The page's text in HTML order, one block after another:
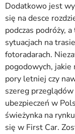
Dodatkowo jest
się na desce
podczas podróży,
sytuacjach na
fotoradarach.
pogodowych, jakie
pory letniej czy
szereg
ubezpieczeń w
świeżynka na
się w First Car.